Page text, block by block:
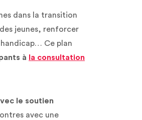
dans la transition
jeunes, renforcer
Ce plan
à
la consultation
le soutien
avec une